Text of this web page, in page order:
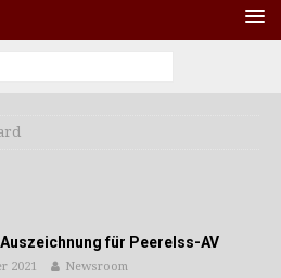
für Peerelss-AV
2021 Newsroom